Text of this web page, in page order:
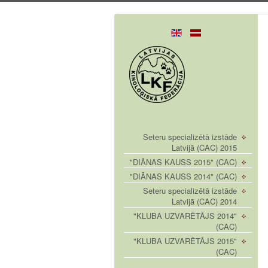
Seteru specializētā izstāde
Latvijā (CAC) 2015
"DIĀNAS KAUSS 2015" (CAC)
"DIĀNAS KAUSS 2014" (CAC)
Seteru specializētā izstāde
Latvijā (CAC) 2014
"KLUBA UZVARĒTĀJS 2014"
(CAC)
"KLUBA UZVARĒTĀJS 2015"
(CAC)